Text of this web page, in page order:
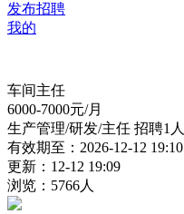
发布招聘
我的
车间主任
6000-7000元/月
生产管理/研发/主任 招聘1人
有效期至：2026-12-12 19:10
更新：12-12 19:09
浏览：5766人